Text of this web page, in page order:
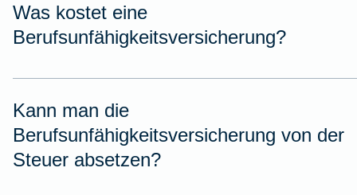
Was kostet eine
Berufsunfähigkeitsversicherung?
Kann man die
Berufsunfähigkeitsversicherung von der
Steuer absetzen?